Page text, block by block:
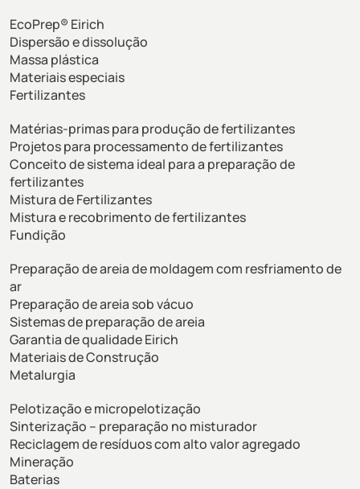
EcoPrep® Eirich
Dispersão e dissolução
Massa plástica
Materiais especiais
Fertilizantes
Matérias-primas para produção de fertilizantes
Projetos para processamento de fertilizantes
Conceito de sistema ideal para a preparação de
fertilizantes
Mistura de Fertilizantes
Mistura e recobrimento de fertilizantes
Fundição
Preparação de areia de moldagem com resfriamento de
ar
Preparação de areia sob vácuo
Sistemas de preparação de areia
Garantia de qualidade Eirich
Materiais de Construção
Metalurgia
Pelotização e micropelotização
Sinterização – preparação no misturador
Reciclagem de resíduos com alto valor agregado
Mineração
Baterias